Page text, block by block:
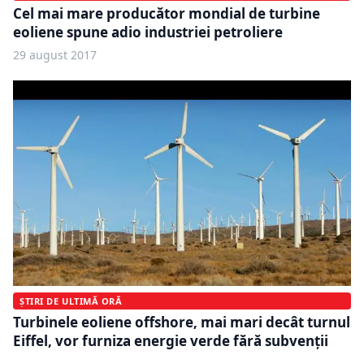
Cel mai mare producător mondial de turbine
eoliene spune adio industriei petroliere
29 august 2017
ȘTIRI DE ULTIMĂ ORĂ
Turbinele eoliene offshore, mai mari decât turnul
Eiffel, vor furniza energie verde fără subvenții